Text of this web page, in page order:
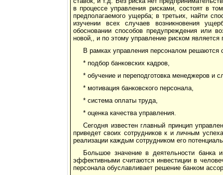
в процессе управления рисками, состоят в
предполагаемого ущерба; в третьих, найти
изучении всех случаев возникновения
обосновании способов предупреждения или
новой,, и по этому управление риском
В рамках управления персоналом
* подбор банковских кадров,
* обучение и переподготовка менеджеров и
* мотивация банковского персонала,
* система оплаты труда,
* оценка качества управления.
Сегодня известен главный принцип
приведет своих сотрудников к и личным
реализации каждым сотрудником его
Большое значение в деятельности банка
эффективными считаются инвестиции в
персонала обуславливает решение банком